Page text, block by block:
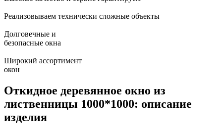
Реализовываем технически сложные объекты
Долговечные и
безопасные окна
Широкий ассортимент
окон
Откидное деревянное окно из
лиственницы 1000*1000: описание
изделия